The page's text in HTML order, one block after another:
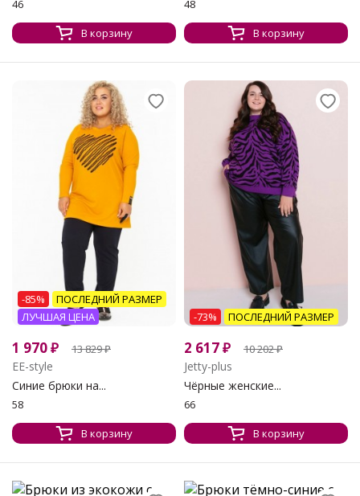
46
В корзину
48
В корзину
-85%
ПОСЛЕДНИЙ РАЗМЕР
ЛУЧШАЯ ЦЕНА
1 970₽ 13 829₽
EE-style
Синие брюки на...
58
В корзину
-73% ПОСЛЕДНИЙ РАЗМЕР
2 617₽ 10 202₽
Jetty-plus
Чёрные женские...
66
В корзину